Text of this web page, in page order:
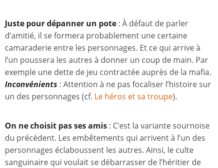
Juste pour dépanner un pote : À défaut de parler
d’amitié, il se formera probablement une certaine
camaraderie entre les personnages. Et ce qui arrive à
l’un poussera les autres à donner un coup de main. Par
exemple une dette de jeu contractée auprès de la mafia.
Inconvénients : Attention à ne pas focaliser l’histoire sur
un des personnages (cf. Le héros et sa troupe).
On ne choisit pas ses amis : C’est la variante sournoise
du précédent. Les embêtements qui arrivent à l’un des
personnages éclaboussent les autres. Ainsi, le culte
sanguinaire qui voulait se débarrasser de l’héritier de